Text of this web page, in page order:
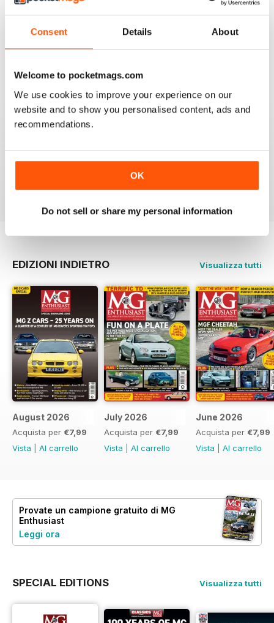
Consent Details About
Welcome to pocketmags.com
We use cookies to improve your experience on our
website and to show you personalised content, ads and
recommendations.
OK
Do not sell or share my personal information
I look forward to receiving my copy each month when
it arrives in my post box, however since covid19 & no
flights from the UK, I haven't seen a copy for months
now.
I am happy to be able to read the online version but do
Love MG Enthusiast. My favorite marque specific
magazine of all time.
EDIZIONI INDIETRO Visualizza tutti
August 2026
Acquista per €7,99
Vista
Al carrello
July 2026
Acquista per €7,99
Vista
Al carrello
June 2026
Acquista per €7,99
Vista
Al carrello
Provate un campione gratuito di MG
Enthusiast
Leggi ora
SPECIAL EDITIONS Visualizza tutti